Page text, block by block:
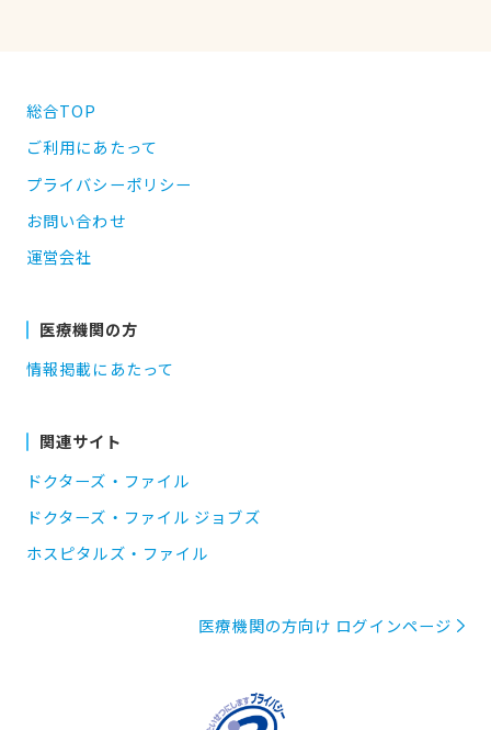
総合TOP
ご利用にあたって
プライバシーポリシー
お問い合わせ
運営会社
医療機関の方
情報掲載にあたって
関連サイト
ドクターズ・ファイル
ドクターズ・ファイル ジョブズ
ホスピタルズ・ファイル
医療機関の方向け ログインページ